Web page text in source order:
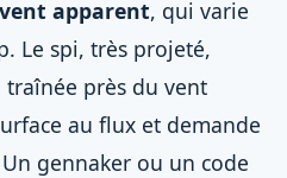
vent apparent, qui varie
Le spi, très projeté,
près du vent
au flux et demande
gennaker ou un code